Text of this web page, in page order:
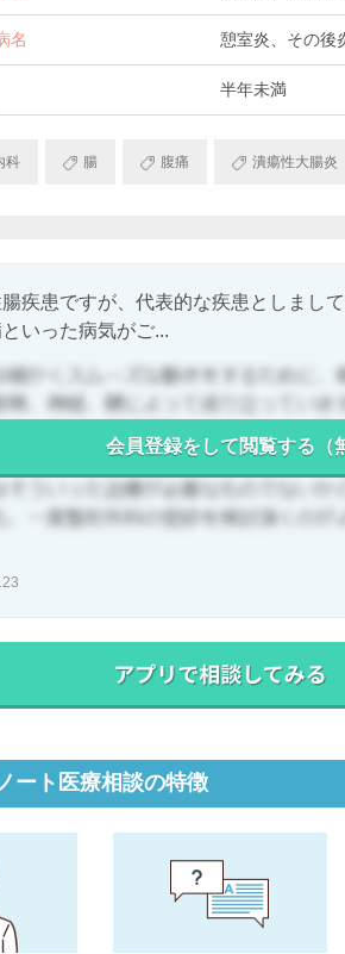
名 憩室炎、その後
半年未満
科 腸 腹痛 潰瘍性大腸炎
疾患ですが、代表的な疾患としまし
いった病気がご...
会員登録をして閲覧する（
ート医療相談の特徴